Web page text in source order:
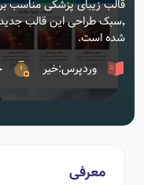
قالب زیبای پزشکی مناسب
شده است.
وردپرس:خیر
معرفی